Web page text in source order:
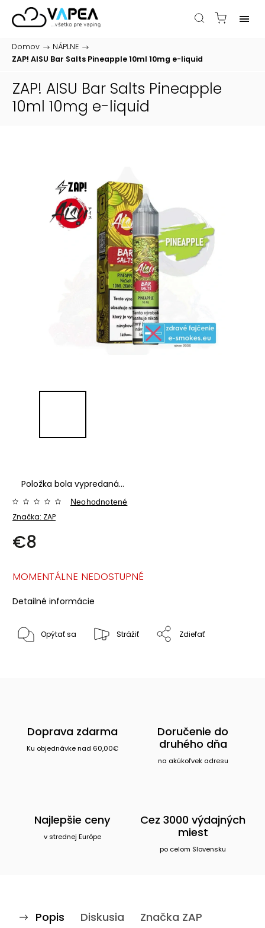
Domov / NÁPLNE /
ZAP! AISU Bar Salts Pineapple 10ml 10mg e-liquid
ZAP! AISU Bar Salts Pineapple
10ml 10mg e-liquid
Položka bola vypredaná…
Značka: ZAP
Neohodnotené
€8
MOMENTÁLNE NEDOSTUPNÉ
Detailné informácie
Opýtať sa Strážiť Zdieľať
Doprava zdarma
Ku objednávke nad 60,00€
Doručenie do
druhého dňa
na akúkoľvek adresu
Najlepšie ceny
v strednej Európe
Cez 3000 výdajných
miest
po celom Slovensku
Popis Diskusia Značka ZAP